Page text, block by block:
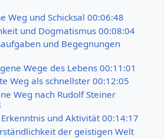
Weg und Schicksal 00:06:48
und Dogmatismus 00:08:04
und Begegnungen
Wege des Lebens 00:11:01
Weg als schnellster 00:12:05
Weg nach Rudolf Steiner
und Aktivität 00:14:17
der geistigen Welt